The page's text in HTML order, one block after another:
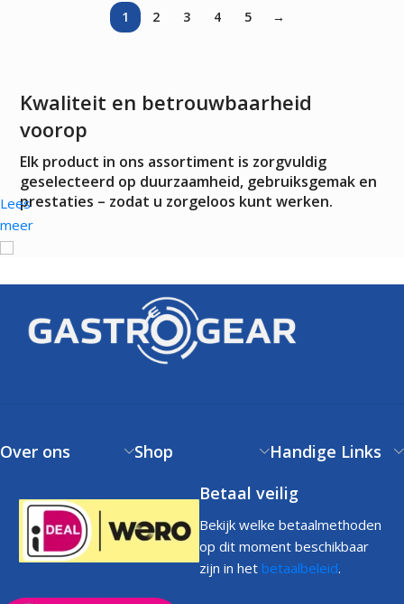
1 2 3 4 5 →
Kwaliteit en betrouwbaarheid
voorop
Elk product in ons assortiment is zorgvuldig
geselecteerd op duurzaamheid, gebruiksgemak en
prestaties – zodat u zorgeloos kunt werken.
Lees
meer
Over ons Shop
Handige Links
Betaal veilig
Bekijk welke betaalmethoden
op dit moment beschikbaar
zijn in het betaalbeleid.